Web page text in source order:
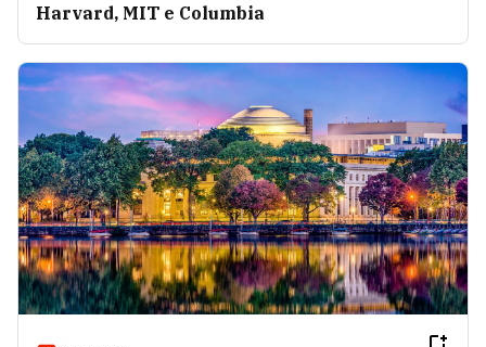
Harvard, MIT e Columbia